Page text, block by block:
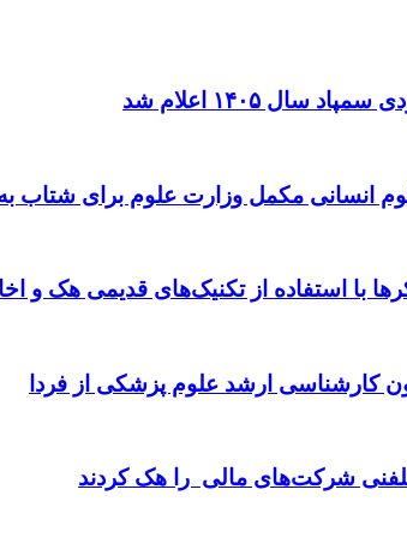
سال ۱۴۰۵ اعلام شد
انسانی مکمل وزارت علوم برای شتاب
با استفاده از تکنیک‌های قدیمی هک و
کارشناسی ارشد علوم پزشکی از فردا
شرکت‌های مالی را هک کردند